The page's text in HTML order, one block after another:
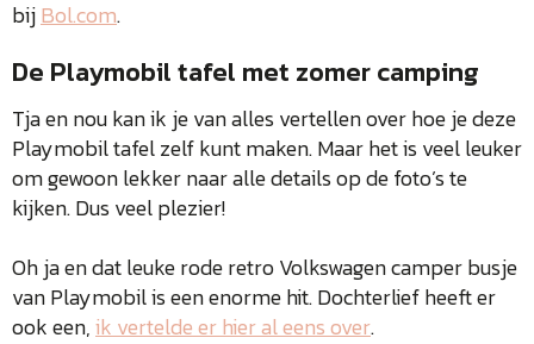
bijBol.com.
De Playmobil tafel met zomer camping
Tja en nou kan ik je van alles vertellen over hoe je deze
Playmobil tafel zelf kunt maken. Maar het is veel leuker
om gewoon lekker naar alle details op de foto’s te
kijken. Dus veel plezier!
Oh ja en dat leuke rode retro Volkswagen camper busje
van Playmobil is een enorme hit. Dochterlief heeft er
ook een,ik vertelde er hier al eens over.